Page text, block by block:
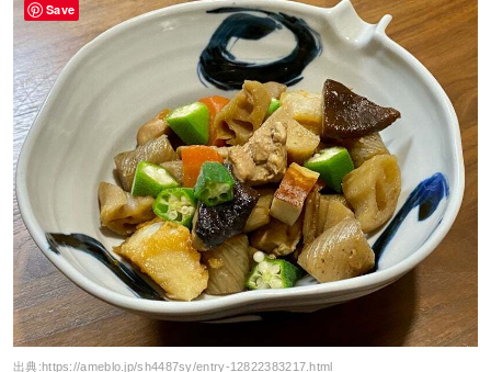
出典:https://ameblo.jp/sh4487sy/entry-12822383217.html
Save